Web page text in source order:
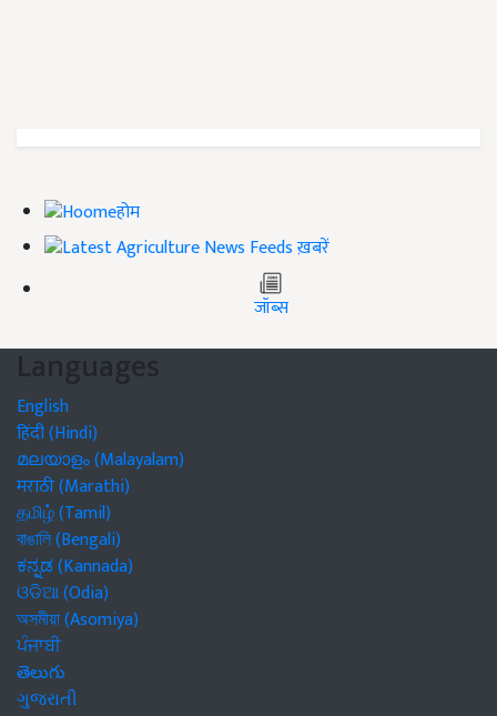
होम
ख़बरें
जॉब्स
Languages
English
हिंदी (Hindi)
മലയാളം (Malayalam)
मराठी (Marathi)
தமிழ் (Tamil)
বাঙালি (Bengali)
ಕನ್ನಡ (Kannada)
ଓଡିଆ (Odia)
অসমীয়া (Asomiya)
ਪੰਜਾਬੀ
తెలుగు
ગુજરાતી